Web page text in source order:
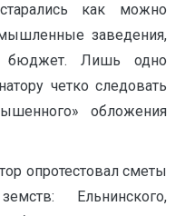
как можно
заведения,
бюджет. Лишь одно
четко следовать
обложения
опротестовал сметы
Ельнинского,